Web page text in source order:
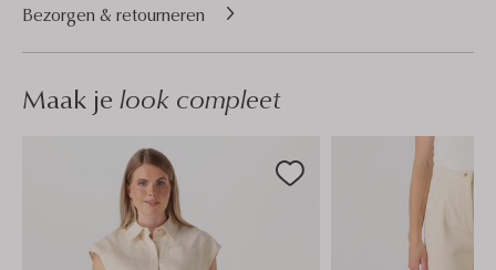
Bezorgen & retourneren
Maak je look compleet